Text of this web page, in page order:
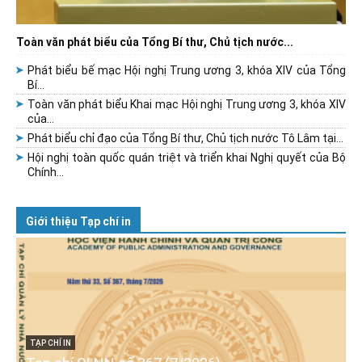
Toàn văn phát biểu của Tổng Bí thư, Chủ tịch nước...
Phát biểu bế mạc Hội nghị Trung ương 3, khóa XIV của Tổng
Bí...
Toàn văn phát biểu Khai mạc Hội nghị Trung ương 3, khóa XIV
của...
Phát biểu chỉ đạo của Tổng Bí thư, Chủ tịch nước Tô Lâm tại...
Hội nghị toàn quốc quán triệt và triển khai Nghị quyết của Bộ
Chính...
Giới thiệu Tạp chí in
TẠP CHÍ IN